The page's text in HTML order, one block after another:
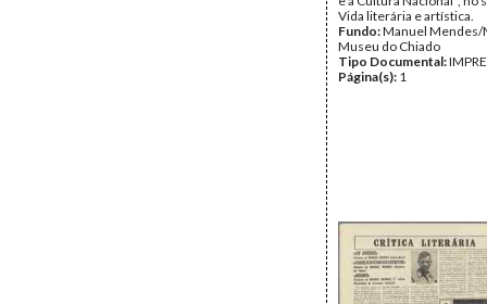
Vida literária e artística.
Fundo:Manuel Mendes/
Museu do Chiado
Tipo Documental:
Página(s): 1